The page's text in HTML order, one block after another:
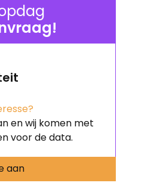
en wij komen met
voor de data.
aan